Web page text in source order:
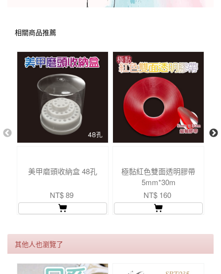
相關商品推薦
美甲磨頭收納盒 48孔
NT$ 89
極黏紅色雙面透明膠帶
5mm*30m
NT$ 160
其他人也瀏覽了